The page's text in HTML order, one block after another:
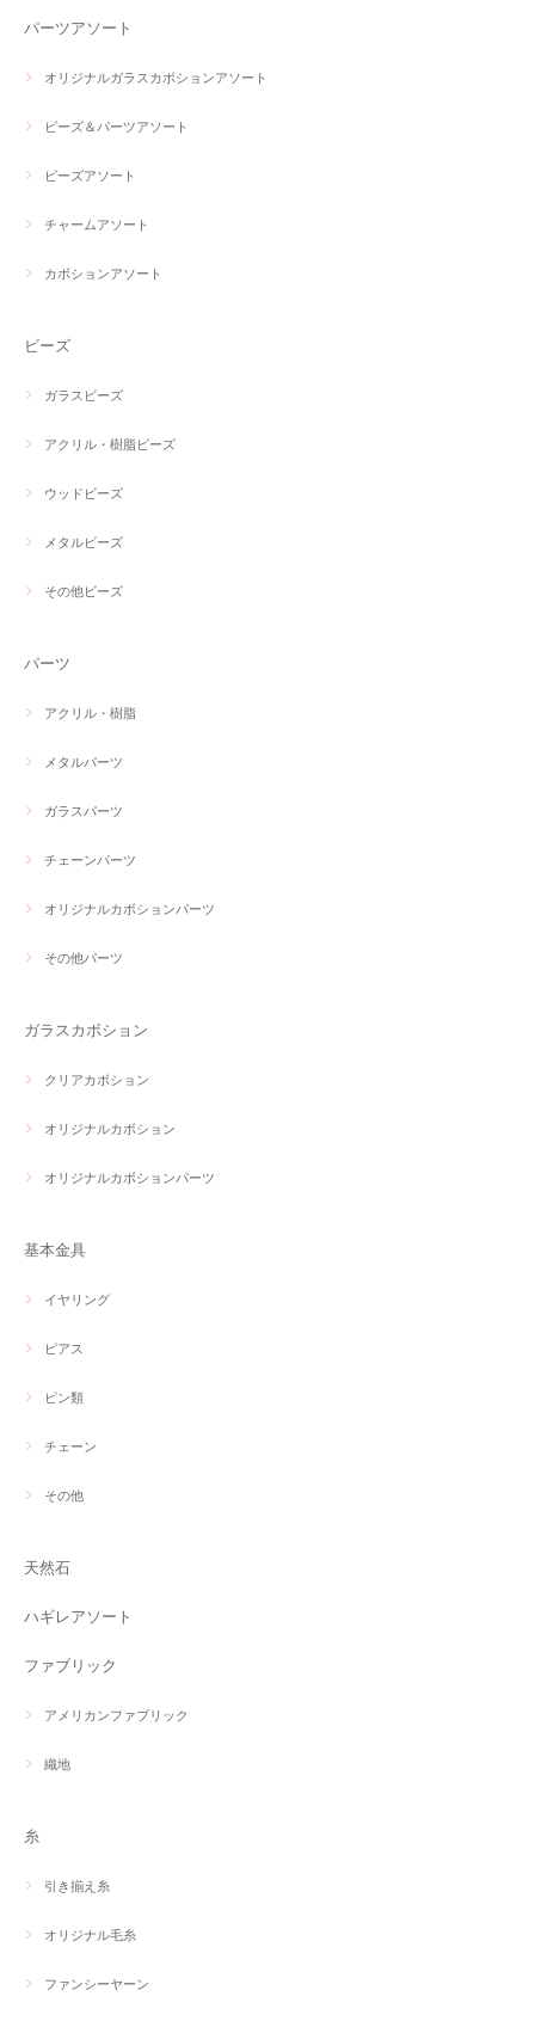
パーツアソート
オリジナルガラスカボションアソート
ビーズ＆パーツアソート
ビーズアソート
チャームアソート
カボションアソート
ビーズ
ガラスビーズ
アクリル・樹脂ビーズ
ウッドビーズ
メタルビーズ
その他ビーズ
パーツ
アクリル・樹脂
メタルパーツ
ガラスパーツ
チェーンパーツ
オリジナルカボションパーツ
その他パーツ
ガラスカボション
クリアカボション
オリジナルカボション
オリジナルカボションパーツ
基本金具
イヤリング
ピアス
ピン類
チェーン
その他
天然石
ハギレアソート
ファブリック
アメリカンファブリック
織地
糸
引き揃え糸
オリジナル毛糸
ファンシーヤーン